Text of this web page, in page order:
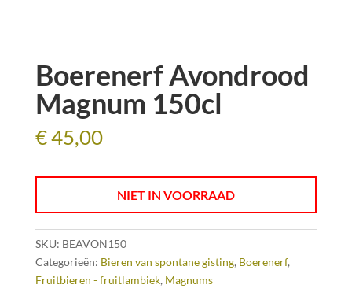
Boerenerf Avondrood
Magnum 150cl
€45,00
NIET IN VOORRAAD
SKU: BEAVON150
Categorieën: Bieren van spontane gisting, Boerenerf,
Fruitbieren - fruitlambiek, Magnums